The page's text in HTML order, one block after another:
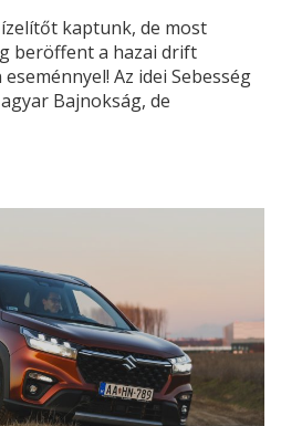
kaptunk, de most
beröffent a hazai drift
Az idei Sebesség
Bajnokság, de